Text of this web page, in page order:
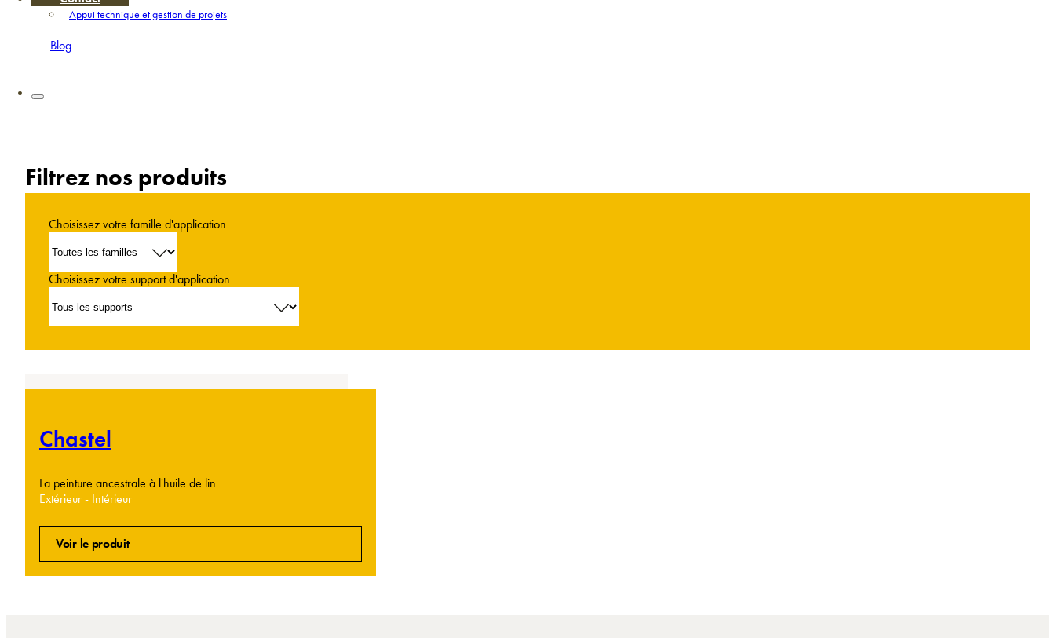
Appui technique et gestion de projets
Blog
Filtrez nos produits
Choisissez votre famille d'application
Choisissez votre support d'application
Chastel
La peinture ancestrale à l'huile de lin
Extérieur - Intérieur
Voir le produit